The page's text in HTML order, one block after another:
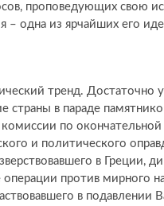
проповедующих свою
– одна из ярчайших его
тренд. Достаточно
страны в параде
по
и политического
в Греции,
против мирного
в подавлении